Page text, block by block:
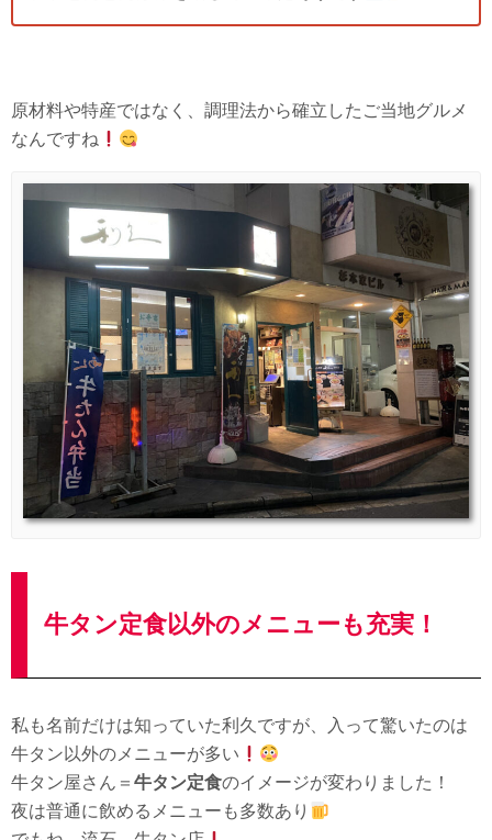
原材料や特産ではなく、調理法から確立したご当地グルメ
なんですね
牛タン定食以外のメニューも充実！
私も名前だけは知っていた利久ですが、入って驚いたのは
牛タン以外のメニューが多い
牛タン屋さん＝ 牛タン定食のイメージが変わりました！
夜は普通に飲めるメニューも多数あり